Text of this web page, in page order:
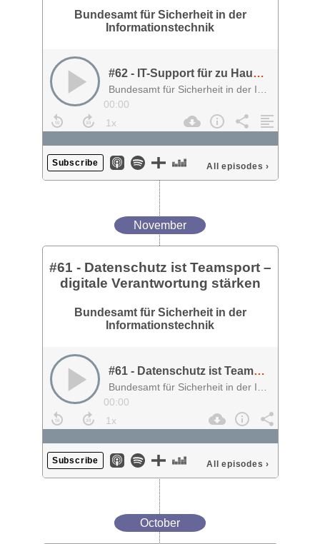
Bundesamt für Sicherheit in der
Informationstechnik
#62 - IT-Support für zu Hause: Weihnachten 2.0
00:00
Subscribe All episodes ›
November
#61 - Datenschutz ist Teamsport –
digitale Verantwortung stärken
Bundesamt für Sicherheit in der
Informationstechnik
#61 - Datenschutz ist Teamsport – digitale Verantwortung stärken
Bundesamt für Sicherheit in der Informationstechnik
00:00
Subscribe All episodes ›
October